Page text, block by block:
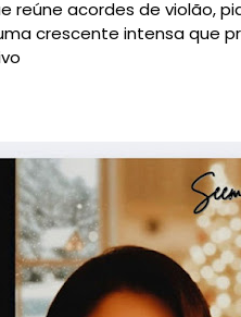
reúne acordes de violão,
crescente intensa que